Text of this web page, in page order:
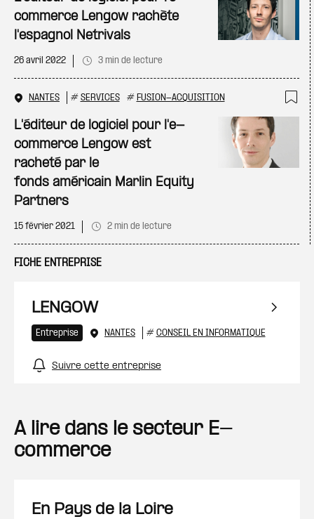
commerce Lengow rachète
l'espagnol Netrivals
26 avril 2022 3 min de lecture
NANTES # SERVICES # FUSION-ACQUISITION
L'éditeur de logiciel pour l'e-
commerce Lengow est
racheté par le
fonds américain Marlin Equity
Partners
15 février 2021 2 min de lecture
FICHE ENTREPRISE
LENGOW
Entreprise NANTES # CONSEIL EN INFORMATIQUE
Suivre cette entreprise
A lire dans le secteur E-
commerce
En Pays de la Loire